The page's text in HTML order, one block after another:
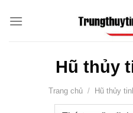
đến
Hũ thủy
Trang chủ / Hũ thủy